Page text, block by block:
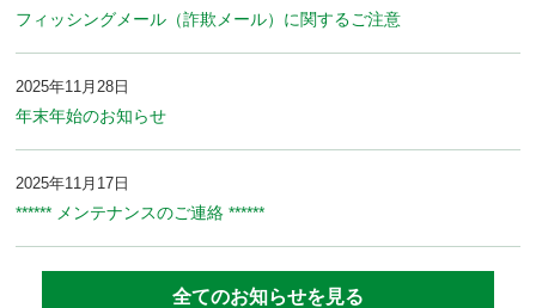
フィッシングメール（詐欺メール）に関するご注意
2025年11月28日
年末年始のお知らせ
2025年11月17日
****** メンテナンスのご連絡 ******
全てのお知らせを見る